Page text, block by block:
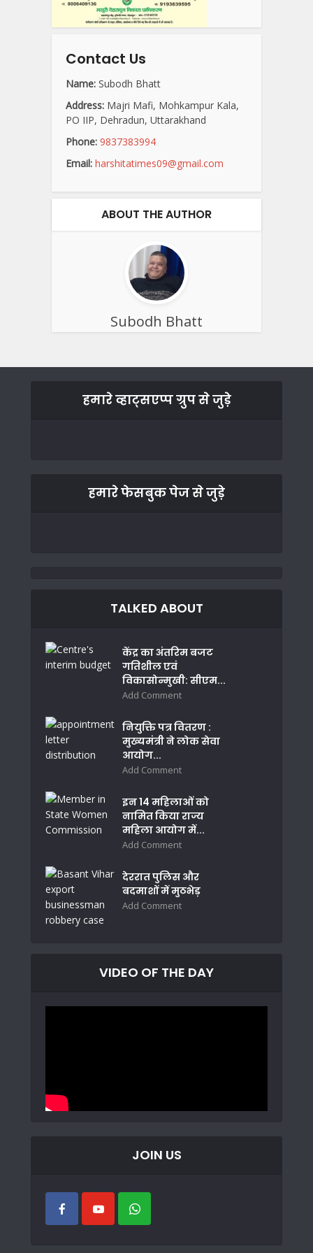
Contact Us
Name: Subodh Bhatt
Address: Majri Mafi, Mohkampur Kala,
PO IIP, Dehradun, Uttarakhand
Phone: 9837383994
Email: harshitatimes09@gmail.com
ABOUT THE AUTHOR
Subodh Bhatt
हमारे व्हाट्सएप्प ग्रुप से जुड़े
हमारे फेसबुक पेज से जुड़े
TALKED ABOUT
केंद्र का अंतरिम बजट
गतिशील एवं
विकासोन्मुखी: सीएम...
Add Comment
नियुक्ति पत्र वितरण :
मुख्यमंत्री ने लोक सेवा
आयोग...
Add Comment
इन 14 महिलाओं को
नामित किया राज्य
महिला आयोग में...
Add Comment
देररात पुलिस और
बदमाशों में मुठभेड़
Add Comment
VIDEO OF THE DAY
JOIN US